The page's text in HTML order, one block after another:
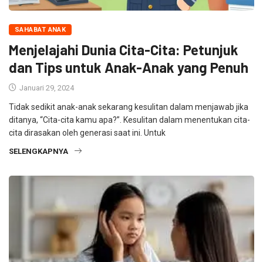
SAHABAT ANAK
Menjelajahi Dunia Cita-Cita: Petunjuk
dan Tips untuk Anak-Anak yang Penuh
Januari 29, 2024
Tidak sedikit anak-anak sekarang kesulitan dalam menjawab jika
ditanya, “Cita-cita kamu apa?”. Kesulitan dalam menentukan cita-
cita dirasakan oleh generasi saat ini. Untuk
SELENGKAPNYA